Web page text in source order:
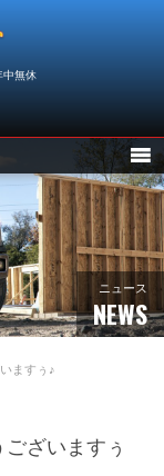
中無休
ニュース
NEWS
ますぅ♪
ざいますぅ